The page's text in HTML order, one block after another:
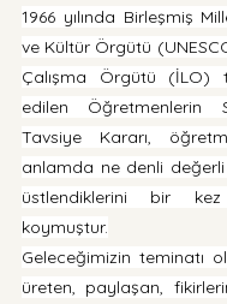
1966 yılında Birleşmiş
ve Kültür Örgütü
Çalışma Örgütü (İLO)
edilen Öğretmenlerin
Tavsiye Kararı,
anlamda ne denli
üstlendiklerini bir
koymuştur.
Geleceğimizin teminatı
üreten, paylaşan,